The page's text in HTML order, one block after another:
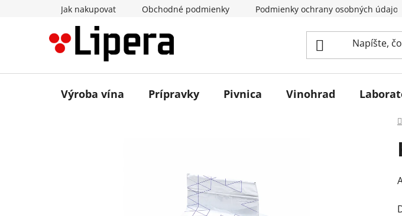
Jak nakupovat Obchodné podmienky Podmienky ochrany osobných údajov
Výroba vína Prípravky Pivnica Vinohrad